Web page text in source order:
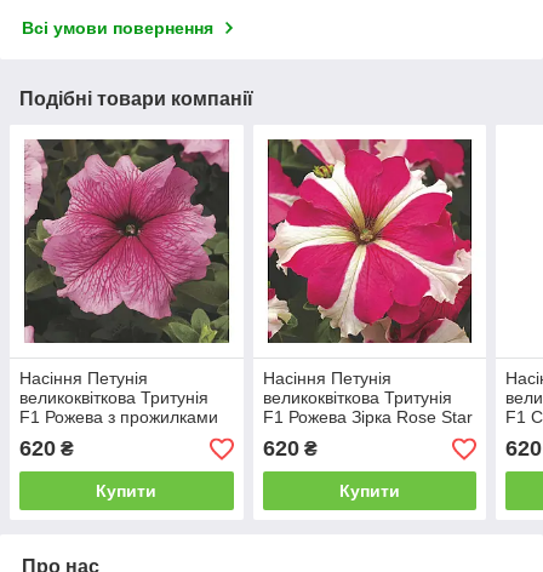
Всі умови повернення
Подібні товари компанії
Насіння Петунія
великоквіткова Тритунія
F1 Рожева з прожилками
Pink Veined 1000 насінин
Syngenta
620 ₴
Купити
Насіння Петунія
великоквіткова Тритунія
F1 Рожева Зірка Rose Star
1000 насінин Syngenta
620₴
Купити
F1
620
Про нас